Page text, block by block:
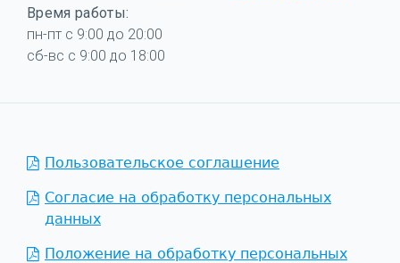
Время работы:
пн-пт с 9:00 до 20:00
сб-вс с 9:00 до 18:00
Пользовательское соглашение
Согласие на обработку персональных
данных
Положение на обработку персональных